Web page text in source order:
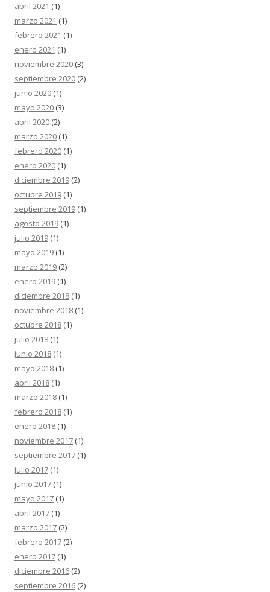
abril 2021 (1)
marzo 2021 (1)
febrero 2021 (1)
enero 2021 (1)
noviembre 2020 (3)
septiembre 2020 (2)
junio 2020 (1)
mayo 2020 (3)
abril 2020 (2)
marzo 2020 (1)
febrero 2020 (1)
enero 2020 (1)
diciembre 2019 (2)
octubre 2019 (1)
septiembre 2019 (1)
agosto 2019 (1)
julio 2019 (1)
mayo 2019 (1)
marzo 2019 (2)
enero 2019 (1)
diciembre 2018 (1)
noviembre 2018 (1)
octubre 2018 (1)
julio 2018 (1)
junio 2018 (1)
mayo 2018 (1)
abril 2018 (1)
marzo 2018 (1)
febrero 2018 (1)
enero 2018 (1)
noviembre 2017 (1)
septiembre 2017 (1)
julio 2017 (1)
junio 2017 (1)
mayo 2017 (1)
abril 2017 (1)
marzo 2017 (2)
febrero 2017 (2)
enero 2017 (1)
diciembre 2016 (2)
septiembre 2016 (2)